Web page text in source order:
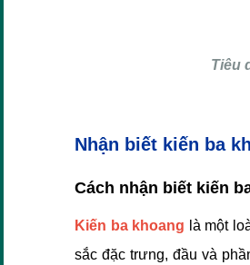
Tiêu
Nhận biết kiến ba
Cách nhận biết kiến
Kiến ba khoang là một
sắc đặc trưng, đầu và